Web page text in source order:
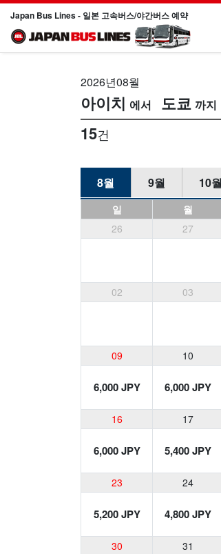
Japan Bus Lines - 일본 고속버스/야간버스 예약
2026년08월
아이치 도쿄
15건
8월 9월 10월
일 월
26
27
02 03
09 10
6,000 JPY 6,000 JPY
16 17
6,000 JPY 5,400 JPY
23 24
5,200 JPY 4,800 JPY
30 31